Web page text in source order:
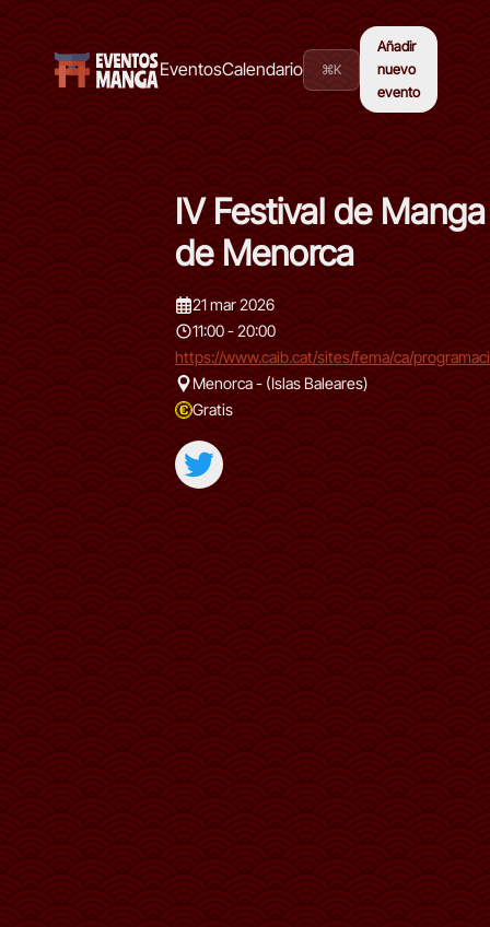
EventosCalendario ⌘K
Añadir
nuevo
evento
IV Festival de
de Menorca
21 mar 2026
11:00 - 20:00
https://www.caib.cat/sites/fema/ca/
Menorca - (Islas Baleares)
Gratis